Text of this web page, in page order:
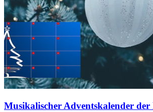
Musikalischer Adventskalender der